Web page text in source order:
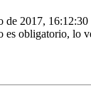
de 2017, 16:12:30
es obligatorio, lo